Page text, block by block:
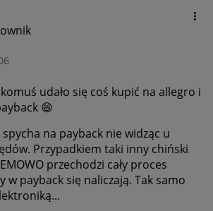
komuś udało się coś kupić na allegro i
😄
na payback nie widząc u
Przypadkiem taki inny chiński
przechodzi cały proces
w payback się naliczają. Tak samo